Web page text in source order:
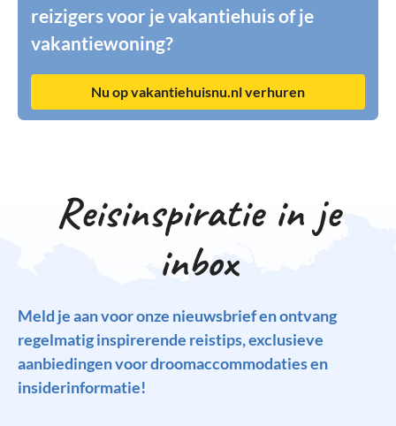
reizigers voor je vakantiehuis of je
vakantiewoning?
Nu op vakantiehuisnu.nl verhuren
Reisinspiratie in je
inbox
Meld je aan voor onze nieuwsbrief en ontvang
regelmatig inspirerende reistips, exclusieve
aanbiedingen voor droomaccommodaties en
insiderinformatie!